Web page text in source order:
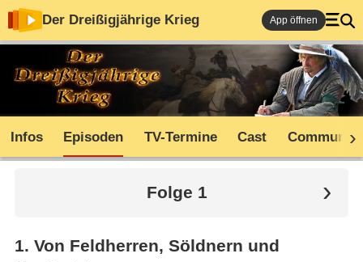
Der Dreißigjährige Krieg App öffnen
Infos Episoden TV-Termine Cast Community
Folge 1
1. Von Feldherren, Söldnern und